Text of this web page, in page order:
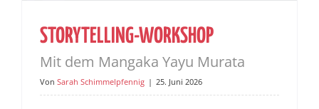
STORYTELLING-WORKSHOP
Mit dem Mangaka Yayu Murata
Von Sarah Schimmelpfennig | 25. Juni 2026